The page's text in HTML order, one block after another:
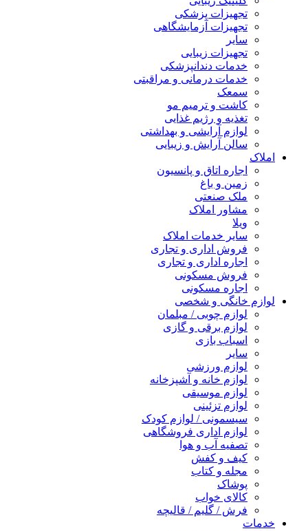
تجهیزات پزشکی
تجهیزات آزمایشگاهی
سایر
تجهیزات زیبایی
خدمات دندانپزشکی
خدمات درمانی و مراقبتی
سمعک
کاشت و ترمیم مو
تغذیه و رژیم غذایی
لوازم آرایشی و بهداشتی
سالن آرایش و زیبایی
املاک
اجاره اتاق و پانسیون
زمین و باغ
ملک صنعتی
مشاور املاک
ویلا
سایر خدمات املاک
فروش اداری و تجاری
اجاره اداری و تجاری
فروش مسکونی
اجاره مسکونی
لوازم خانگی و شخصی
لوازم چوبی / مبلمان
لوازم برقی و گازی
اسباب بازی
سایر
لوازم ورزشی
لوازم خانه و آشپزخانه
لوازم موسیقی
لوازم تزئینی
سیسمونی / لوازم کودک
لوازم اداری فروشگاهی
تصفیه آب و هوا
کیف و کفش
مجله و کتاب
پوشاک
کالای خواب
فرش / گلیم / قالیچه
خدمات